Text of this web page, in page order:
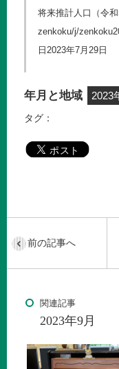
将来推計人口（令和
zenkoku/j/
日2023年7月29日
年月と地域 2023
タグ：
前の記事へ
関連記事
2023年9月